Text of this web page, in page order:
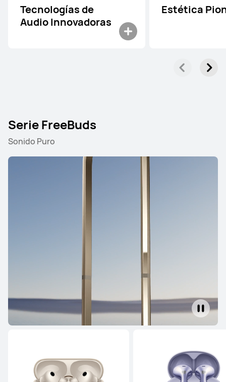
Tecnologías de
Audio Innovadoras
Estética
Serie FreeBuds
Sonido Puro